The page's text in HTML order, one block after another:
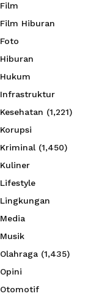
Film
Film Hiburan
Foto
Hiburan
Hukum
Infrastruktur
Kesehatan (1,221)
Korupsi
Kriminal (1,450)
Kuliner
Lifestyle
Lingkungan
Media
Musik
Olahraga (1,435)
Opini
Otomotif